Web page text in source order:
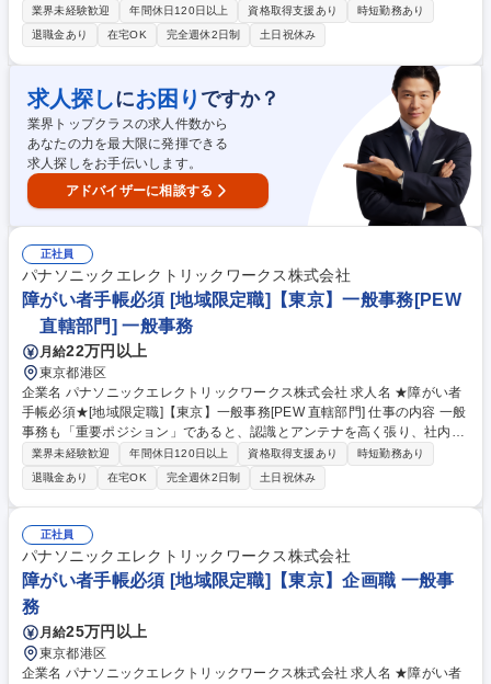
ミュニケーションを密に取って各種業務推進いただきます。 【具体的な仕
事内容】 一般事務(庶務含む)全般をお任せします。 各種資料作成、各種会
議(WEB含む)の実施調整と当日設営および運営、備品発注、伝票処理、自
部門の予算管理、電話応対等、幅広い業務をご担当いただきます。 募集職
種 ★障がい者手帳必須★[地域限定職]【東京】一般事務
業界未経験歓迎 年間休日120日以上 資格取得支援あり
時短勤務あり
退職金あり
在宅OK 完全週休2日制 土日祝休み
求人探しにお困り ですか？
業界トップクラスの求人件数から
あなたの力を最大限に発揮できる
求人探しをお手伝いします。
アドバイザーに相談する
正社員
パナソニックエレクトリックワークス株式会社
障がい者手帳必須 [地域限定職]【東京】一般事務[PEW
直轄部門] 一般事務
月給22万円以上
東京都港区
企業名 パナソニックエレクトリックワークス株式会社 求人名 ★障がい者
手帳必須★[地域限定職]【東京】一般事務[PEW 直轄部門] 仕事の内容 一般
事務も「重要ポジション」であると、認識とアンテナを高く張り、社内外
の関係者とのコミュニケーションを密に取って各種業務推進いただきま
す。 【具体的な仕事内容】 直轄部門事務として専門性を活かした一般事
務(庶務含む)全般をお任せします。各種資料作成、各種会議(WEB含む)の
実施調整と当日設営および運営、備品発注、伝票処理、自部門の予算管
理、電話応対等、幅広い業務をご担当いただきます。 募集職種 ★障がい
者手帳必須★[地域限定職]【東京】一般事務[PEW 直轄部門]
業界未経験歓迎 年間休日120日以上 資格取得支援あり
時短勤務あり
退職金あり
在宅OK 完全週休2日制 土日祝休み
正社員
パナソニックエレクトリックワークス株式会社
障がい者手帳必須 [地域限定職]【東京】企画職 一般事
務
月給25万円以上
東京都港区
企業名 パナソニックエレクトリックワークス株式会社 求人名 ★障がい者